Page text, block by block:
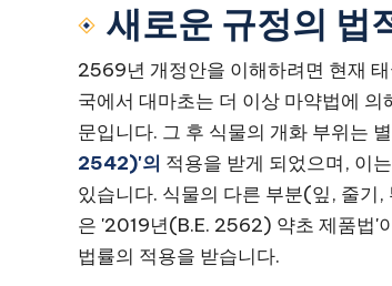
새로운 규정의 법
2569년 개정안을 이해하려면 현재
국에서 대마초는 더 이상 마약법에
문입니다. 그 후 식물의 개화 부위는
2542)'의 적용을 받게 되었으며, 이
있습니다. 식물의 다른 부분(잎, 줄기
은 '2019년(B.E. 2562) 약초 제품법'
법률의 적용을 받습니다.